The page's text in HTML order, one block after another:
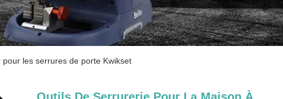
les serrures de porte Kwikset